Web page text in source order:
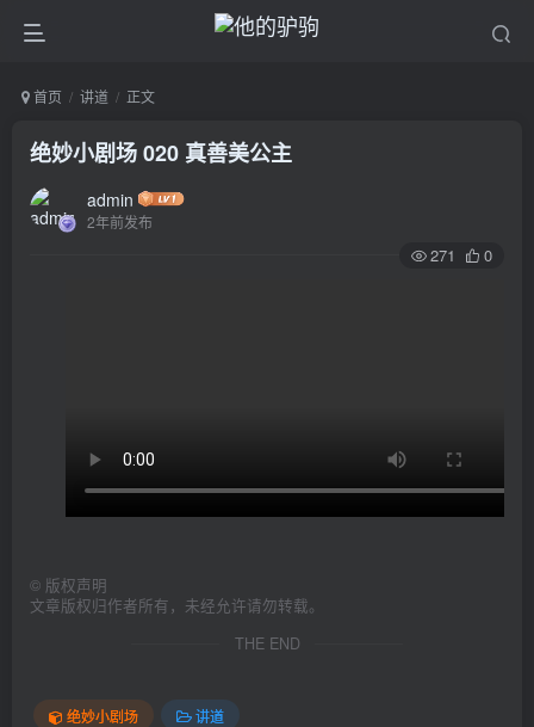
首页 讲道 正文
绝妙小剧场 020 真善美公主
admin
2年前发布
271 0
© 版权声明
文章版权归作者所有，未经允许请勿转载。
THE END
绝妙小剧场 讲道